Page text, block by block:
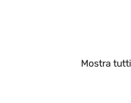
Mostra tutti